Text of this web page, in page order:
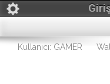
Kullanıcı: GAMER Wall